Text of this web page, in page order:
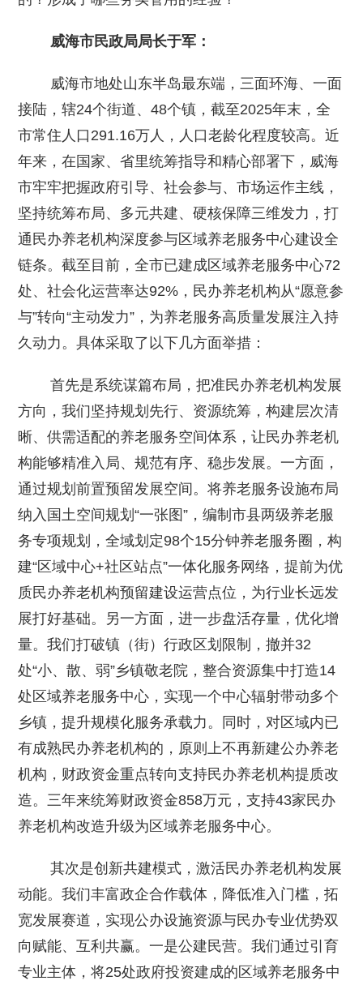
威海市民政局局长于军：
威海市地处山东半岛最东端，三面环海、一面
接陆，辖24个街道、48个镇，截至2025年末，全
市常住人口291.16万人，人口老龄化程度较高。近
年来，在国家、省里统筹指导和精心部署下，威海
市牢牢把握政府引导、社会参与、市场运作主线，
坚持统筹布局、多元共建、硬核保障三维发力，打
通民办养老机构深度参与区域养老服务中心建设全
链条。截至目前，全市已建成区域养老服务中心72
处、社会化运营率达92%，民办养老机构从“愿意参
与”转向“主动发力”，为养老服务高质量发展注入持
久动力。具体采取了以下几方面举措：
首先是系统谋篇布局，把准民办养老机构发展
方向，我们坚持规划先行、资源统筹，构建层次清
晰、供需适配的养老服务空间体系，让民办养老机
构能够精准入局、规范有序、稳步发展。一方面，
通过规划前置预留发展空间。将养老服务设施布局
纳入国土空间规划“一张图”，编制市县两级养老服
务专项规划，全域划定98个15分钟养老服务圈，构
建“区域中心+社区站点”一体化服务网络，提前为优
质民办养老机构预留建设运营点位，为行业长远发
展打好基础。另一方面，进一步盘活存量，优化增
量。我们打破镇（街）行政区划限制，撤并32
处“小、散、弱”乡镇敬老院，整合资源集中打造14
处区域养老服务中心，实现一个中心辐射带动多个
乡镇，提升规模化服务承载力。同时，对区域内已
有成熟民办养老机构的，原则上不再新建公办养老
机构，财政资金重点转向支持民办养老机构提质改
造。三年来统筹财政资金858万元，支持43家民办
养老机构改造升级为区域养老服务中心。
其次是创新共建模式，激活民办养老机构发展
动能。我们丰富政企合作载体，降低准入门槛，拓
宽发展赛道，实现公办设施资源与民办专业优势双
向赋能、互利共赢。一是公建民营。我们通过引育
专业主体，将25处政府投资建成的区域养老服务中